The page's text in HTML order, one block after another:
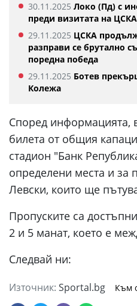
30.11.2025 Локо (Пд) с
преди визитата на ЦСКА
29.11.2025 ЦСКА
разправи се брутално
поредна победа
29.11.2025 Ботев
Колежа
Според информацията,
билета от общия
стадион "Банк
определени места и за
Левски, които ще
Пропуските са
2 и 5 манат, което е
Следвай ни:
Източник: Sportal.bg Към